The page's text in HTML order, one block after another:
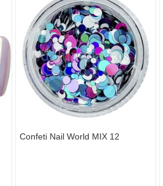
Confeti Nail World MIX 12